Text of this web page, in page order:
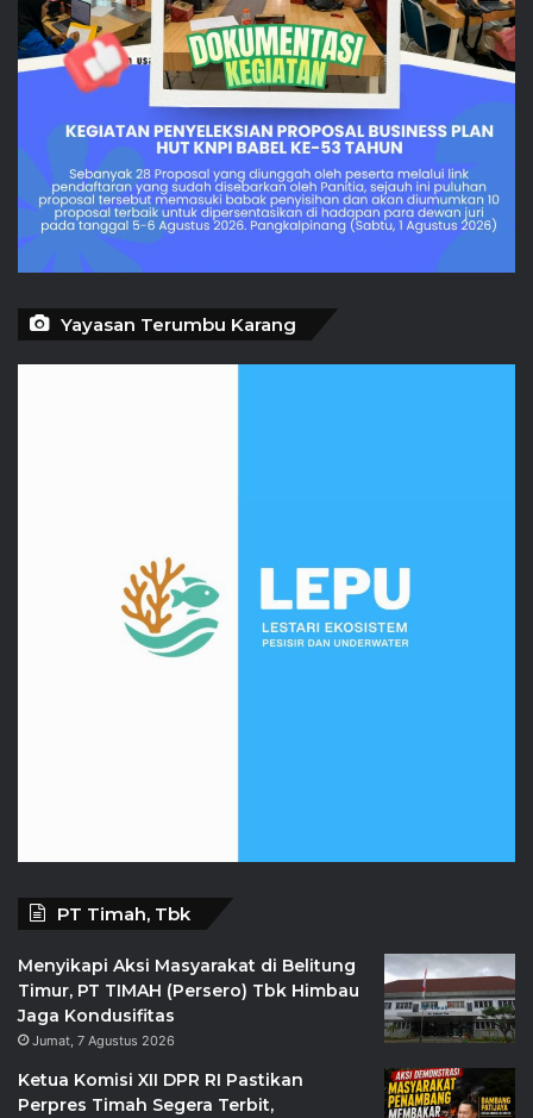
Yayasan Terumbu Karang
PT Timah, Tbk
Menyikapi Aksi Masyarakat di Belitung
Timur, PT TIMAH (Persero) Tbk Himbau
Jaga Kondusifitas
Jumat, 7 Agustus 2026
Ketua Komisi XII DPR RI Pastikan
Perpres Timah Segera Terbit,